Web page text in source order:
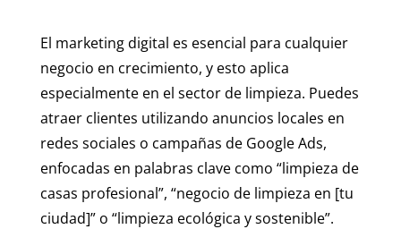
El marketing digital es esencial para cualquier
negocio en crecimiento, y esto aplica
especialmente en el sector de limpieza. Puedes
atraer clientes utilizando anuncios locales en
redes sociales o campañas de Google Ads,
enfocadas en palabras clave como “limpieza de
casas profesional”, “negocio de limpieza en [tu
ciudad]” o “limpieza ecológica y sostenible”.